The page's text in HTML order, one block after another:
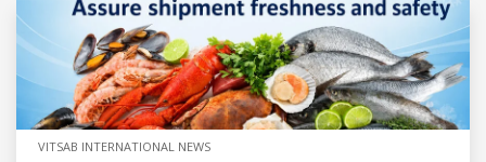
VITSAB INTERNATIONAL NEWS